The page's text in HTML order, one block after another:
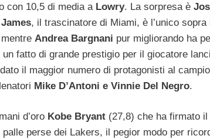
con 10,5 di media a Lowry. La sorpresa è
, il trascinatore di Miami, è l’unico
Andrea Bargnani pur migliorando ha
un fatto di grande prestigio per il giocatore
il maggior numero di protagonisti al
Mike D’Antoni e Vinnie Del Negro.
d’oro Kobe Bryant (27,8) che ha firmato
palle perse dei Lakers, il pegior modo per